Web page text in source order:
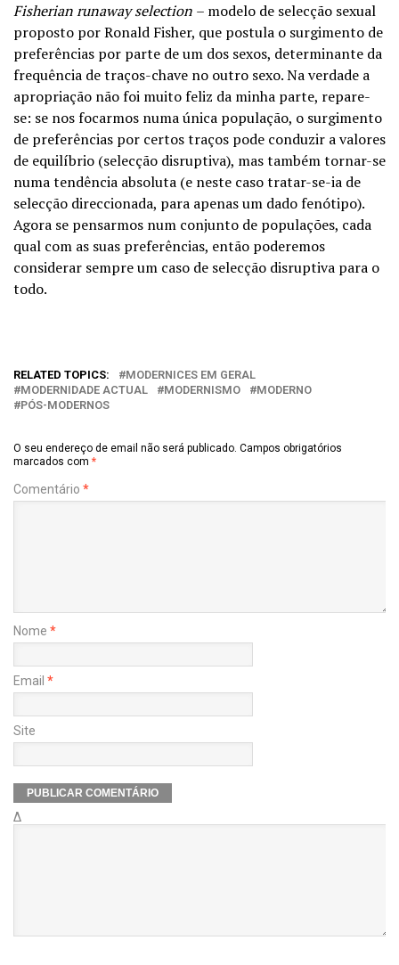
Fisherian runaway selection – modelo de selecção sexual
proposto por Ronald Fisher, que postula o surgimento de
preferências por parte de um dos sexos, determinante da
frequência de traços-chave no outro sexo. Na verdade a
apropriação não foi muito feliz da minha parte, repare-
se: se nos focarmos numa única população, o surgimento
de preferências por certos traços pode conduzir a valores
de equilíbrio (selecção disruptiva), mas também tornar-se
numa tendência absoluta (e neste caso tratar-se-ia de
selecção direccionada, para apenas um dado fenótipo).
Agora se pensarmos num conjunto de populações, cada
qual com as suas preferências, então poderemos
considerar sempre um caso de selecção disruptiva para o
todo.
RELATED TOPICS:
MODERNICES EM GERAL
MODERNIDADE ACTUAL
MODERNISMO
MODERNO
PÓS-MODERNOS
O seu endereço de email não será publicado. Campos obrigatórios
marcados com *
Comentário *
Nome *
Email *
Site
Δ